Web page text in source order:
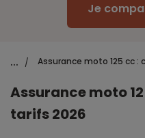
Je
... / Assurance moto 125 cc
Assurance moto
tarifs 2026